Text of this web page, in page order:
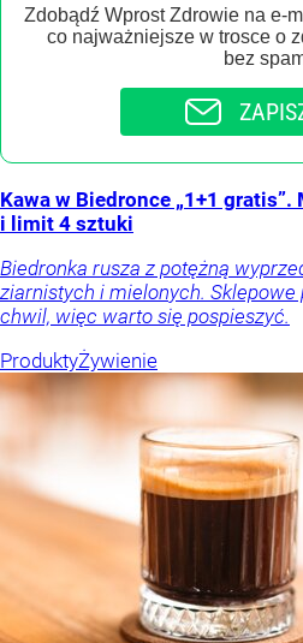
Zdobądź Wprost Zdrowie na e-
co najważniejsze w trosce o
bez
Kawa w Biedronce „1+1
i limit 4 sztuki
Biedronka rusza z potężną
ziarnistych i mielonych. Sklepowe
chwil, więc warto się pospieszyć.
ProduktyŻywienie